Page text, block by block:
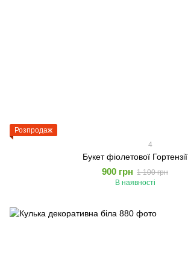
Розпродаж
4
Букет фіолетової Гортензії
900 грн 1 100 грн
В наявності